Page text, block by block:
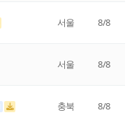
서울 8/8
서울 8/8
충북 8/8